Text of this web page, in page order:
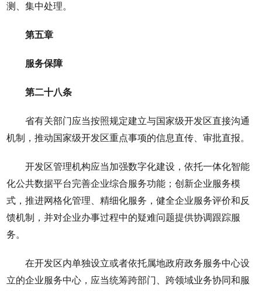
测、集中处理。
第五章
服务保障
第二十八条
省有关部门应当按照规定建立与国家级开发区直接沟通
机制，推动国家级开发区重点事项的信息直传、审批直报。
开发区管理机构应当加强数字化建设，依托一体化智能
化公共数据平台完善企业综合服务功能；创新企业服务模
式，推进网格化管理、精细化服务，健全企业服务评价和反
馈机制，并对企业办事过程中的疑难问题提供协调跟踪服
务。
在开发区内单独设立或者依托属地政府政务服务中心设
立的企业服务中心，应当统筹跨部门、跨领域业务协同和服